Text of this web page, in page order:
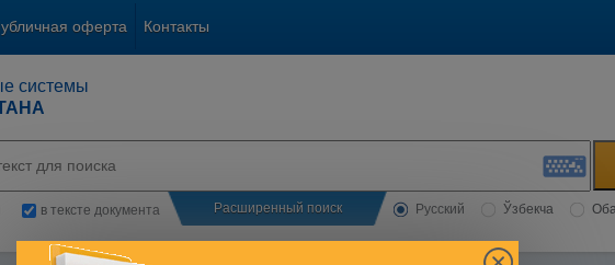
оферта Контакты
системы
в тексте документа Расширенный поиск Русский Ўзбекча